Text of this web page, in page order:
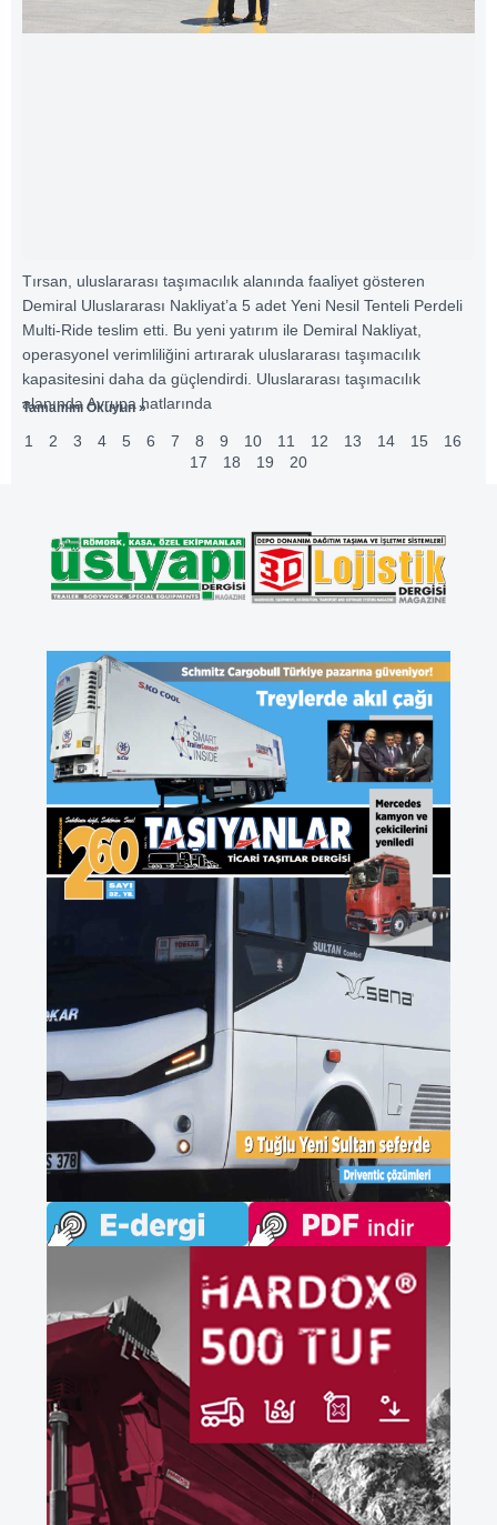
Tırsan, uluslararası taşımacılık alanında faaliyet gösteren
Demiral Uluslararası Nakliyat’a 5 adet Yeni Nesil Tenteli Perdeli
Multi-Ride teslim etti. Bu yeni yatırım ile Demiral Nakliyat,
operasyonel verimliliğini artırarak uluslararası taşımacılık
kapasitesini daha da güçlendirdi. Uluslararası taşımacılık
alanında Avrupa hatlarında
Tamamını Okuyun »
1 2 3 4 5 6 7 8 9 10 11 12 13 14 15
16
17
18 19 20